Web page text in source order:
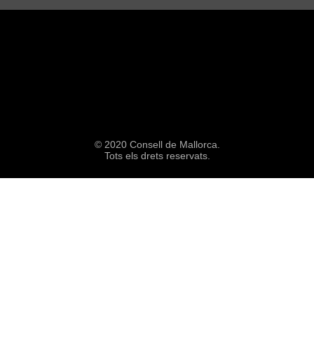
© 2020 Consell de Mallorca.
Tots els drets reservats.